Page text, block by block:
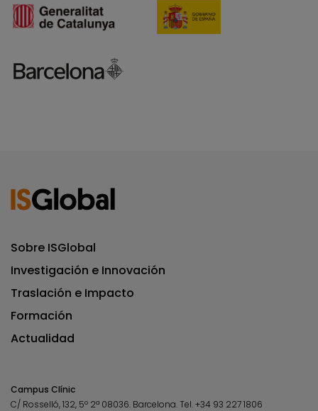
Sobre ISGlobal
Investigación e Innovación
Traslación e Impacto
Formación
Actualidad
Campus Clínic
C/ Rosselló, 132, 5º 2ª 08036. Barcelona.Tel.+34 93 227 1806